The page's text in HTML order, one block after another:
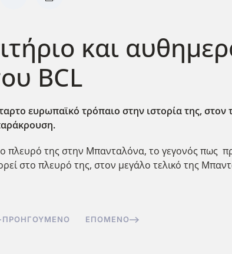
και
BCL
ευρωπαϊκό τρόπαιο στην ιστορία της, στον
πλευρό της στην Μπανταλόνα, το γεγονός πως
στο πλευρό της, στον μεγάλο τελικό της
ΠΡΟΗΓΟΎΜΕΝΟ ΕΠΌΜΕΝΟ